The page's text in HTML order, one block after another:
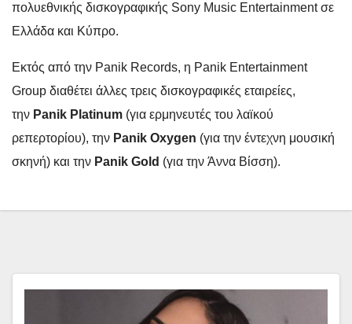
πολυεθνικής δισκογραφικής Sony Music Entertainment σε
Ελλάδα και Κύπρο.
Εκτός από την Panik Records, η Panik Entertainment
Group διαθέτει άλλες τρεις δισκογραφικές εταιρείες,
την Panik Platinum (για ερμηνευτές του λαϊκού
ρεπερτορίου), την Panik Oxygen (για την έντεχνη μουσική
σκηνή) και την Panik Gold (για την Άννα Βίσση).